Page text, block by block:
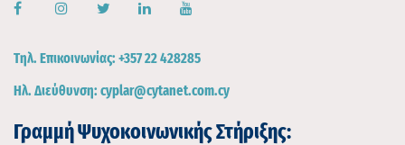
Τηλ. Επικοινωνίας: +357 22 428285
Ηλ. Διεύθυνση: cyplar@cytanet.com.cy
Γραμμή Ψυχοκοινωνικής Στήριξης: